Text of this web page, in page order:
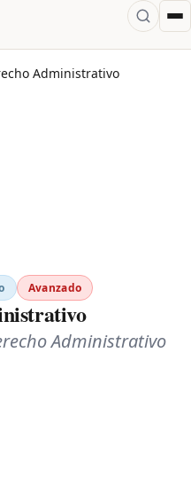
Administrativo
Avanzado
Administrativo